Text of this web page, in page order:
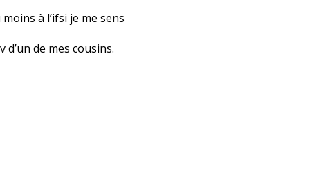
à l’ifsi je me sens
de mes cousins.